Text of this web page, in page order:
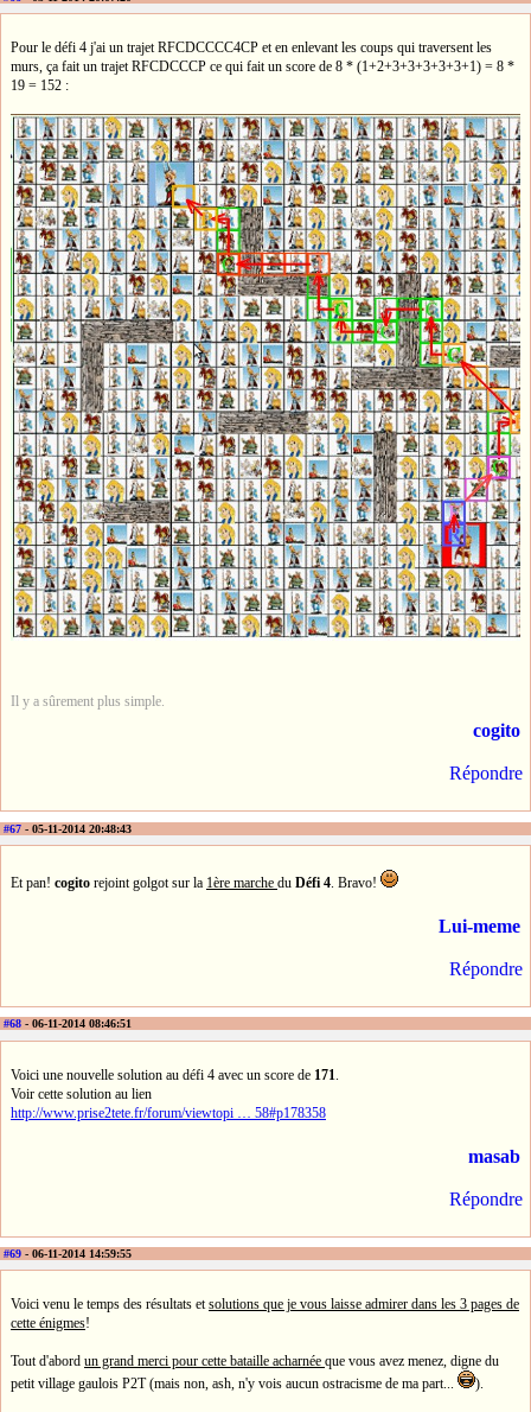
Pour le défi 4 j'ai un trajet RFCDCCCC4CP et en enlevant les coups qui traversent les
murs, ça fait un trajet RFCDCCCP ce qui fait un score de 8 * (1+2+3+3+3+3+3+1) = 8 *
19 = 152 :
Il y a sûrement plus simple.
cogito
Répondre
#67 - 05-11-2014 20:48:43
Et pan! cogito rejoint golgot sur la 1ère marche du Défi 4. Bravo!
Lui-meme
Répondre
#68 - 06-11-2014 08:46:51
Voici une nouvelle solution au défi 4 avec un score de 171
Voir cette solution au lien
http://www.prise2tete.fr/forum/viewtopi … 58#p178358
masab
Répondre
#69 - 06-11-2014 14:59:55
Voici venu le temps des résultats etsolutions que je vous laisse admirer dans les 3 pages de
cette énigmes!
Tout d'abord un grand merci pour cette bataille acharnée que vous avez menez, digne du
petit village gaulois P2T (mais non, ash, n'y vois aucun ostracisme de ma part...
).